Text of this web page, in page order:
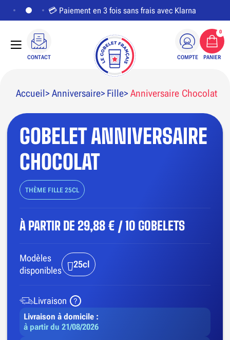
💳 Paiement en 3 fois sans frais avec Klarna
CONTACT COMPTE PANIER
0
Accueil Anniversaire Fille Anniversaire Chocolat
PERSONNALISER LE VISUEL
GOBELET ANNIVERSAIRE
CHOCOLAT
THÈME FILLE 25CL
À PARTIR DE 29,88 € / 10 GOBELETS
Modèles
disponibles
25cl
Livraison
Livraison à domicile :
à partir du 21/08/2026